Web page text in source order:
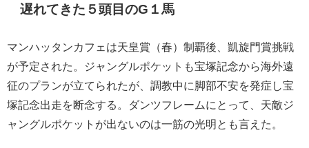
遅れてきた５頭目のG１馬
マンハッタンカフェは天皇賞（春）制覇後、凱旋門賞挑戦
が予定された。ジャングルポケットも宝塚記念から海外遠
征のプランが立てられたが、調教中に脚部不安を発症し宝
塚記念出走を断念する。ダンツフレームにとって、天敵ジ
ャングルポケットが出ないのは一筋の光明とも言えた。